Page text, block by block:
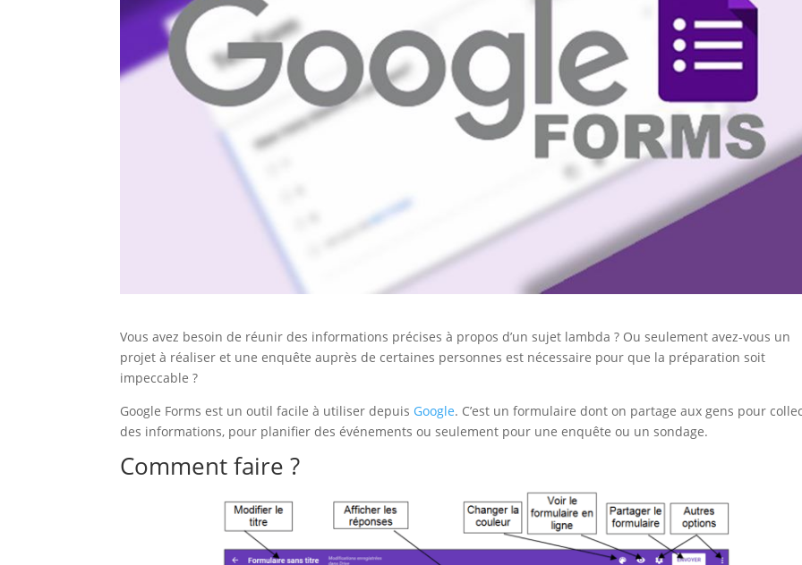
Vous avez besoin de réunir des informations précises à propos d’un sujet lambda ? Ou seulement avez-vous un
projet à réaliser et une enquête auprès de certaines personnes est nécessaire pour que la préparation soit
impeccable ?
Google Forms est un outil facile à utiliser depuis Google. C’est un formulaire dont on partage aux gens pour
des informations, pour planifier des événements ou seulement pour une enquête ou un sondage.
Comment faire ?